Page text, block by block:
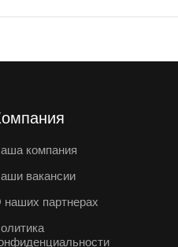
компания
вакансии
партнерах